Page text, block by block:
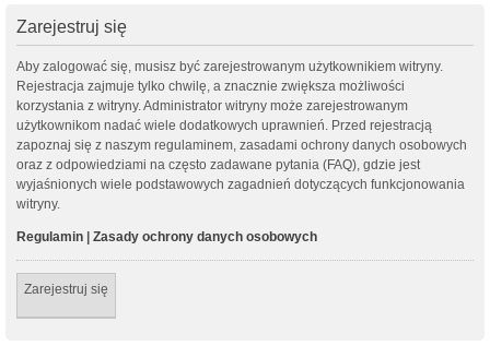
Zarejestruj się
Aby zalogować się, musisz być zarejestrowanym użytkownikiem witryny.
Rejestracja zajmuje tylko chwilę, a znacznie zwiększa możliwości
korzystania z witryny. Administrator witryny może zarejestrowanym
użytkownikom nadać wiele dodatkowych uprawnień. Przed rejestracją
zapoznaj się z naszym regulaminem, zasadami ochrony danych osobowych
oraz z odpowiedziami na często zadawane pytania (FAQ), gdzie jest
wyjaśnionych wiele podstawowych zagadnień dotyczących funkcjonowania
witryny.
Regulamin | Zasady ochrony danych osobowych
Zarejestruj się